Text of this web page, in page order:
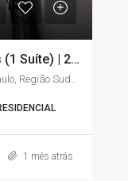
Apartamento | 90m² | 3 Quartos (1 Suíte) | 2 Sacadas | Elevador | Enseada – Guarujá/SP
Rua Begonia, Enseada, Guarujá, São Paulo, Região Sudeste, 11441-225, Brasil
1 mês atrás